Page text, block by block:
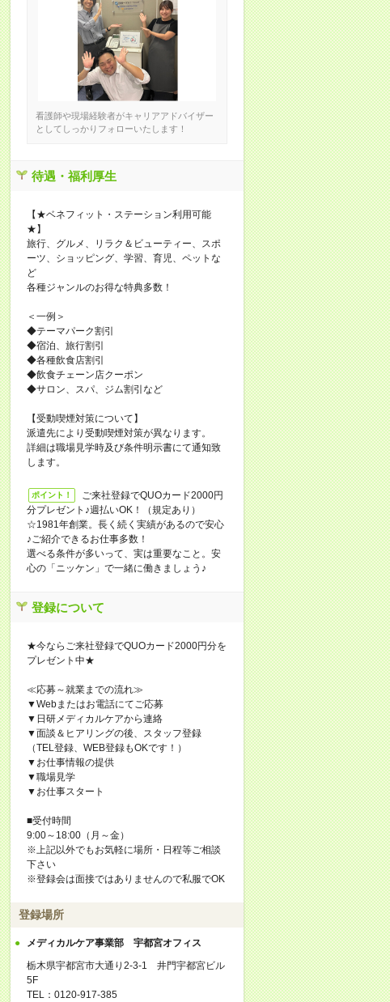
看護師や現場経験者がキャリアアドバイザー
としてしっかりフォローいたします！
待遇・福利厚生
【★ベネフィット・ステーション利用可能
★】
旅行、グルメ、リラク＆ビューティー、スポ
ーツ、ショッピング、学習、育児、ペットな
ど
各種ジャンルのお得な特典多数！
＜一例＞
◆テーマパーク割引
◆宿泊、旅行割引
◆各種飲食店割引
◆飲食チェーン店クーポン
◆サロン、スパ、ジム割引など
【受動喫煙対策について】
派遣先により受動喫煙対策が異なります。
詳細は職場見学時及び条件明示書にて通知致
します。
ポイント！
ご来社登録でQUOカード2000円
分プレゼント♪週払いOK！（規定あり）
☆1981年創業。長く続く実績があるので安心
♪ご紹介できるお仕事多数！
選べる条件が多いって、実は重要なこと。安
心の「ニッケン」で一緒に働きましょう♪
登録について
★今ならご来社登録でQUOカード2000円分を
プレゼント中★
≪応募～就業までの流れ≫
▼Webまたはお電話にてご応募
▼日研メディカルケアから連絡
▼面談＆ヒアリングの後、スタッフ登録
（TEL登録、WEB登録もOKです！）
▼お仕事情報の提供
▼職場見学
▼お仕事スタート
■受付時間
9:00～18:00（月～金）
※上記以外でもお気軽に場所・日程等ご相談
下さい
※登録会は面接ではありませんので私服でOK
登録場所
メディカルケア事業部 宇都宮オフィス
栃木県宇都宮市大通り2-3-1 井門宇都宮ビル
5F
TEL：0120-917-385